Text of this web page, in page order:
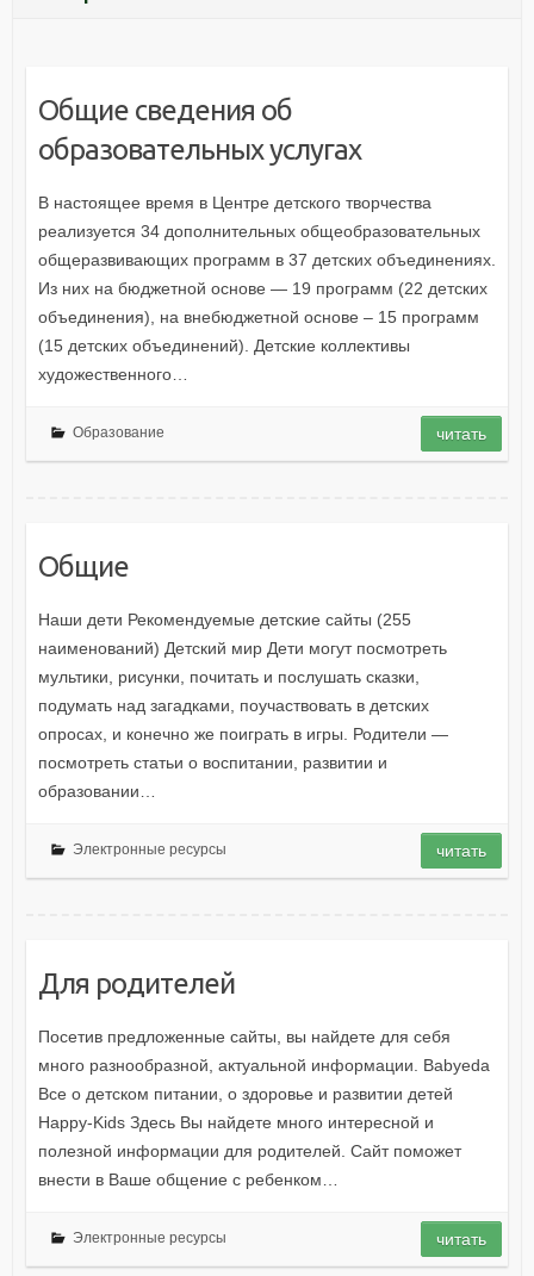
Общие сведения об
образовательных услугах
В настоящее время в Центре детского творчества
реализуется 34 дополнительных общеобразовательных
общеразвивающих программ в 37 детских объединениях.
Из них на бюджетной основе — 19 программ (22 детских
объединения), на внебюджетной основе – 15 программ
(15 детских объединений). Детские коллективы
художественного…
Образование читать
Общие
Наши дети Рекомендуемые детские сайты (255
наименований) Детский мир Дети могут посмотреть
мультики, рисунки, почитать и послушать сказки,
подумать над загадками, поучаствовать в детских
опросах, и конечно же поиграть в игры. Родители —
посмотреть статьи о воспитании, развитии и
образовании…
Электронные ресурсы читать
Для родителей
Посетив предложенные сайты, вы найдете для себя
много разнообразной, актуальной информации. Babyeda
Все о детском питании, о здоровье и развитии детей
Happy-Kids Здесь Вы найдете много интересной и
полезной информации для родителей. Сайт поможет
внести в Ваше общение с ребенком…
Электронные ресурсы читать